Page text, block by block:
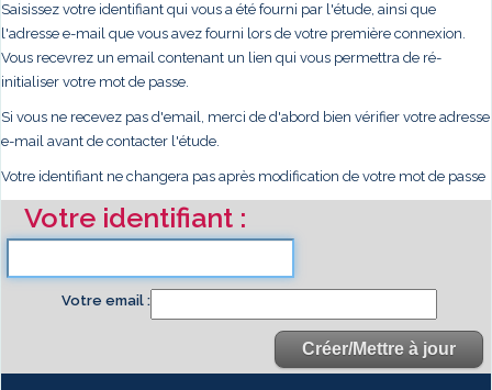
Saisissez votre identifiant qui vous a été fourni par l'étude, ainsi que
l'adresse e-mail que vous avez fourni lors de votre première connexion.
Vous recevrez un email contenant un lien qui vous permettra de ré-
initialiser votre mot de passe.
Si vous ne recevez pas d'email, merci de d'abord bien vérifier votre adresse
e-mail avant de contacter l'étude.
Votre identifiant ne changera pas après modification de votre mot de passe
Votre identifiant
Votre email